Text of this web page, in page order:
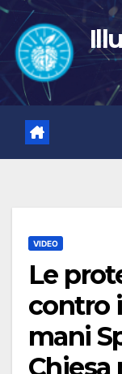
Salta
contenuto
VIDEO
Le
contro
mani
Chiesa